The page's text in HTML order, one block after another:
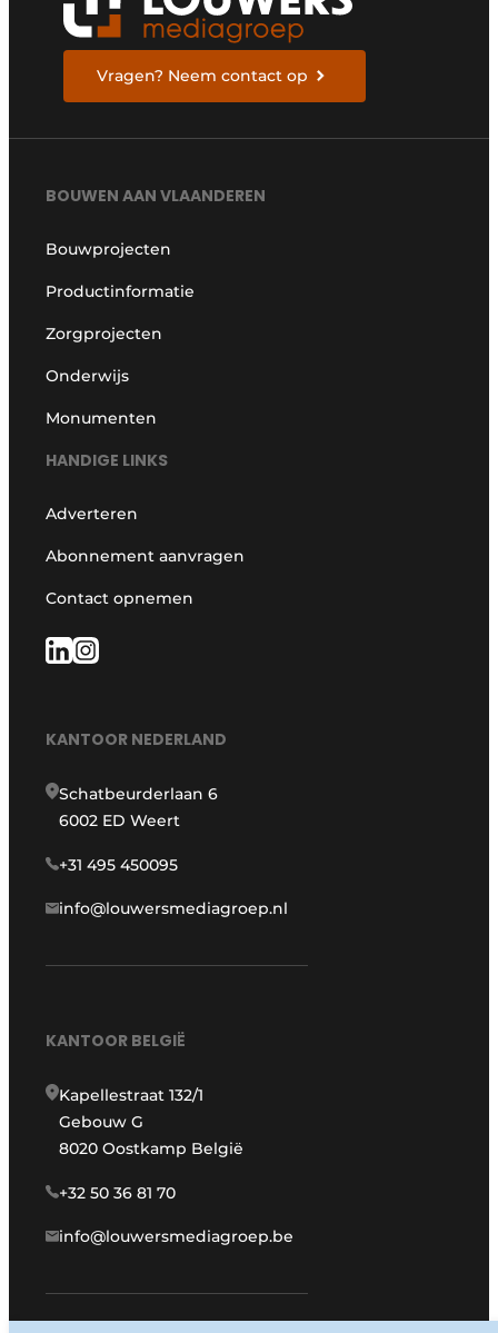
Vragen? Neem contact op
BOUWEN AAN VLAANDEREN
Bouwprojecten
Productinformatie
Zorgprojecten
Onderwijs
Monumenten
HANDIGE LINKS
Adverteren
Abonnement aanvragen
Contact opnemen
KANTOOR NEDERLAND
Schatbeurderlaan 6
6002 ED Weert
+31 495 450095
info@louwersmediagroep.nl
KANTOOR BELGIË
Kapellestraat 132/1
Gebouw G
8020 Oostkamp België
+32 50 36 81 70
info@louwersmediagroep.be